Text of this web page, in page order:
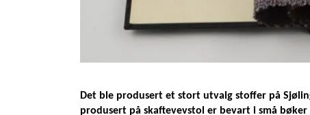
Det ble produsert et stort utvalg stoffer på
produsert på skaftevevstol er bevart i små